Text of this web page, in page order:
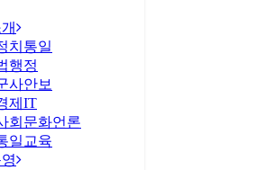
치통일
행정
사안보
제IT
회문화언론
일교육